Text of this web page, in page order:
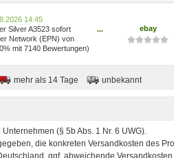
14:45
Silver A3523 sofort
...
Network (EPN) von
mit 7140 Bewertungen)
ebay
mehr als 14 Tage unbekannt